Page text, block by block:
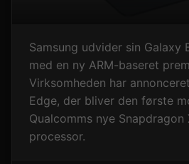
Samsung udvider sin Galaxy
med en ny ARM-baseret
Virksomheden har
Edge, der bliver den første
Qualcomms nye Snapdragon
processor.